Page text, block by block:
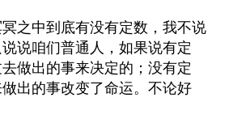
冥之中到底有没有定数，我不说
说咱们普通人，如果说有定
做出的事来决定的；没有定
出的事改变了命运。不论好